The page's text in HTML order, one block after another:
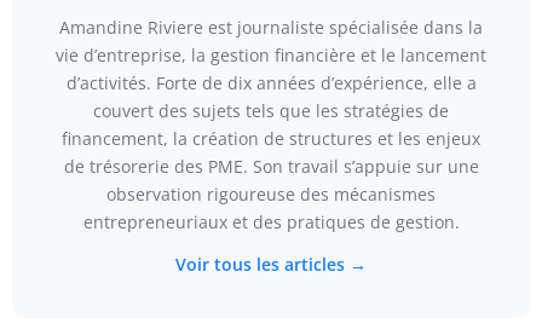
Amandine Riviere est journaliste spécialisée dans la
vie d’entreprise, la gestion financière et le lancement
d’activités. Forte de dix années d’expérience, elle a
couvert des sujets tels que les stratégies de
financement, la création de structures et les enjeux
de trésorerie des PME. Son travail s’appuie sur une
observation rigoureuse des mécanismes
entrepreneuriaux et des pratiques de gestion.
Voir tous les articles →